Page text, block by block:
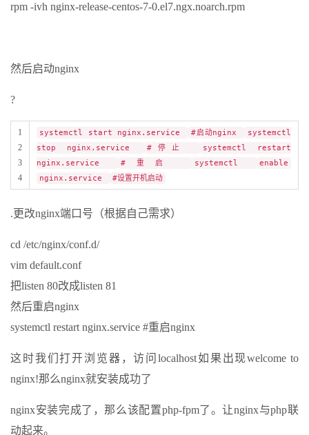
rpm -ivh nginx-release-centos-7-0.el7.ngx.noarch.rpm
然后启动nginx
?
1
2
3
4
systemctl start nginx.service #启动nginx
systemctl
stop nginx.service
#停止
systemctl restart
nginx.service
#重启 systemctl
enable
nginx.service
#设置开机启动
.更改nginx端口号（根据自己需求）
cd /etc/nginx/conf.d/
vim default.conf
把listen 80改成listen 81
然后重启nginx
systemctl restart nginx.service #重启nginx
这时我们打开浏览器，访问localhost如果出现welcome to
nginx!那么nginx就安装成功了
nginx安装完成了，那么该配置php-fpm了。让nginx与php联
动起来。